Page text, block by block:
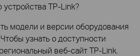
TP-Link?
модели и версии оборудования
узнать о доступности
веб-сайт TP-Link.